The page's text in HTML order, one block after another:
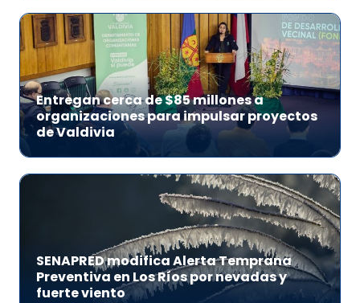
Entregan cerca de $85 millones a
organizaciones para impulsar proyectos
de Valdivia
SENAPRED modifica Alerta Temprana
Preventiva en Los Ríos por nevadas y
fuerte viento